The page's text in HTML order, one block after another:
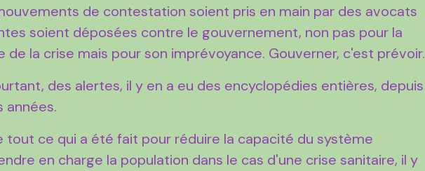
de contestation soient pris en main par des avocats
soient déposées contre le gouvernement, non pas pour la
de la crise mais pour son imprévoyance. Gouverner, c'est prévoir.
des alertes, il y en a eu des encyclopédies entières, depuis
années.
tout ce qui a été fait pour réduire la capacité du système
en charge la population dans le cas d'une crise sanitaire, il y